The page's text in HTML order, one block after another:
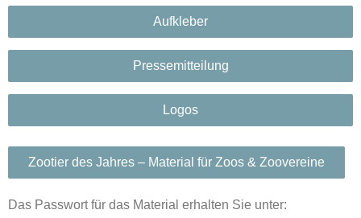
Aufkleber
Pressemitteilung
Logos
Zootier des Jahres – Material für Zoos & Zoovereine
Das Passwort für das Material erhalten Sie unter: